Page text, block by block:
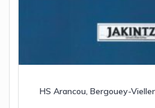
HS Arancou, Bergouey-